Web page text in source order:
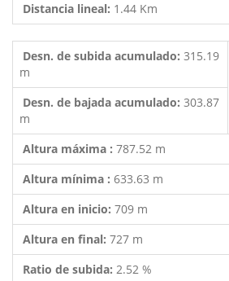
Distancia lineal: 1.44 Km
Desn. de subida acumulado: 315.19
m
Desn. de bajada acumulado: 303.87
m
Altura máxima : 787.52 m
Altura mínima : 633.63 m
Altura en inicio: 709 m
Altura en final: 727 m
Ratio de subida: 2.52 %